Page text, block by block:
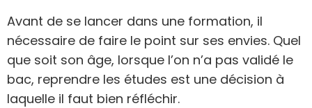
Avant de se lancer dans une formation, il
nécessaire de faire le point sur ses envies. Quel
que soit son âge, lorsque l’on n’a pas validé le
bac, reprendre les études est une décision à
laquelle il faut bien réfléchir.